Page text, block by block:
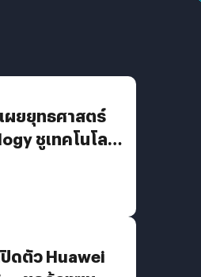
เผยยุทธศาสตร์
ชูเทคโนโลยี
ปิดตัว Huawei